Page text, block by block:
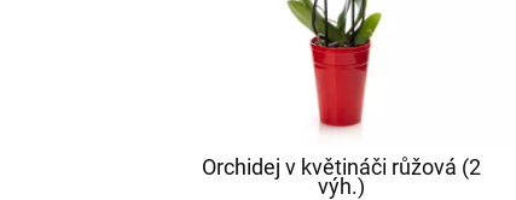
Orchidej v květináči růžová (2
výh.)